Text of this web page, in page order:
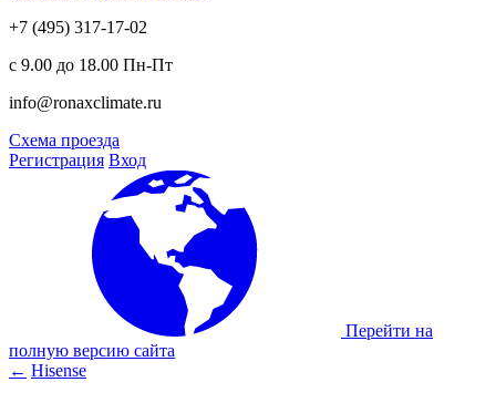
+7 (495) 317-17-02
с 9.00 до 18.00 Пн-Пт
info@ronaxclimate.ru
Схема проезда
Регистрация Вход
Перейти на
полную версию сайта
← Hisense